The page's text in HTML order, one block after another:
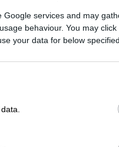
services and may
behaviour. You may
your data for below
θα